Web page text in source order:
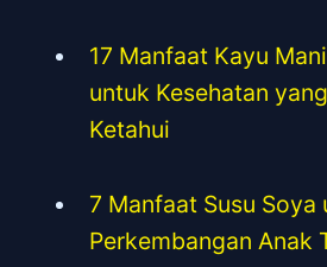
17 Manfaat Kayu
untuk Kesehatan
Ketahui
7 Manfaat Susu Soya
Perkembangan Anak